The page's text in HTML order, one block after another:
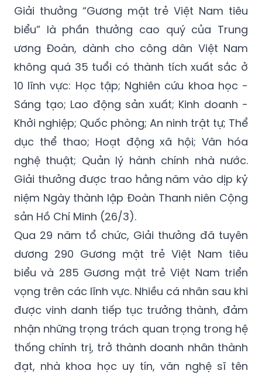
Giải thưởng “Gương mặt trẻ Việt Nam tiêu
biểu” là phần thưởng cao quý của Trung
ương Đoàn, dành cho công dân Việt Nam
không quá 35 tuổi có thành tích xuất sắc ở
10 lĩnh vực: Học tập; Nghiên cứu khoa học -
Sáng tạo; Lao động sản xuất; Kinh doanh -
Khởi nghiệp; Quốc phòng; An ninh trật tự; Thể
dục thể thao; Hoạt động xã hội; Văn hóa
nghệ thuật; Quản lý hành chính nhà nước.
Giải thưởng được trao hằng năm vào dịp kỷ
niệm Ngày thành lập Đoàn Thanh niên Cộng
sản Hồ Chí Minh (26/3).
Qua 29 năm tổ chức, Giải thưởng đã tuyên
dương 290 Gương mặt trẻ Việt Nam tiêu
biểu và 285 Gương mặt trẻ Việt Nam triển
vọng trên các lĩnh vực. Nhiều cá nhân sau khi
được vinh danh tiếp tục trưởng thành, đảm
nhận những trọng trách quan trọng trong hệ
thống chính trị, trở thành doanh nhân thành
đạt, nhà khoa học uy tín, văn nghệ sĩ tên